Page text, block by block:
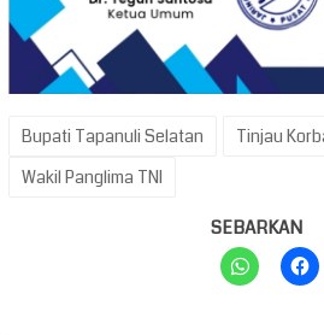
Bupati Tapanuli Selatan
Tinjau
Wakil Panglima TNI
SEBARKAN